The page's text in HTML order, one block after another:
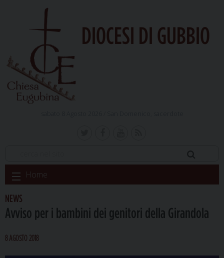
DIOCESI DI GUBBIO
Skip
to
content
Home
NEWS
Avviso per i bambini dei genitori della Girandola
8 AGOSTO 2018